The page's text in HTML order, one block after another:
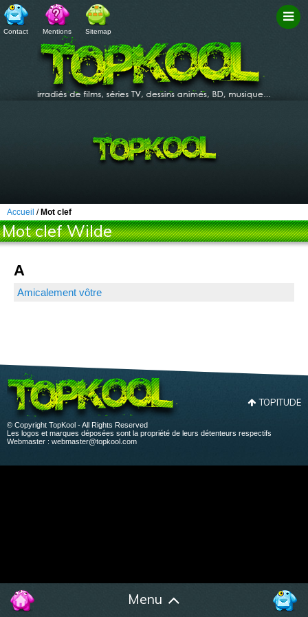
Contact Mentions Sitemap
Menu
Accueil / Mot clef
Mot clef Wilde
A
Amicalement vôtre
TOPITUDE
© Copyright TopKool - All Rights Reserved
Les logos et marques déposées sont la propriété de leurs détenteurs respectifs
Webmaster : webmaster@topkool.com